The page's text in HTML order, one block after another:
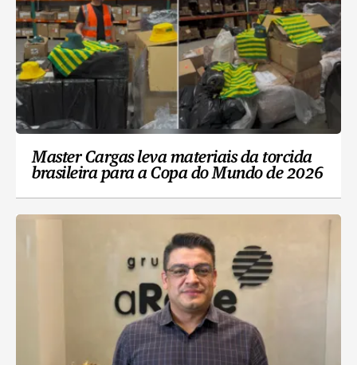
Master Cargas leva materiais da torcida
brasileira para a Copa do Mundo de 2026